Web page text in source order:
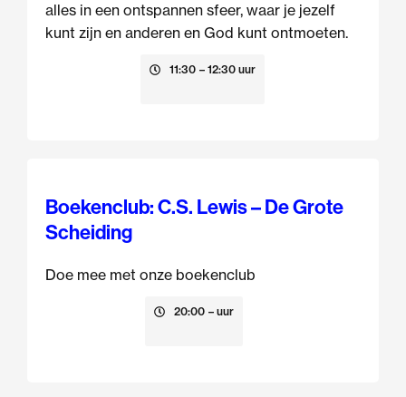
alles in een ontspannen sfeer, waar je jezelf
kunt zijn en anderen en God kunt ontmoeten.
11:30 – 12:30 uur
Boekenclub: C.S. Lewis – De Grote
Scheiding
Doe mee met onze boekenclub
20:00 – uur